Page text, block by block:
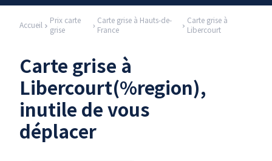
Accueil
Prix carte
grise
Carte grise à Hauts-de-
France
Carte grise à
Libercourt
Carte grise à
Libercourt(%region),
inutile de vous
déplacer